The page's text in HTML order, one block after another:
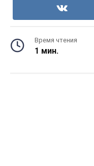
Время чтения
1 мин.